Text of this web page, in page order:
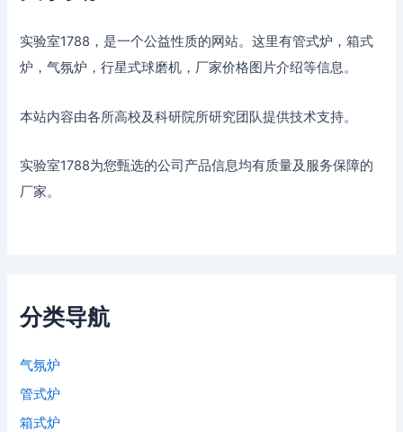
实验室1788，是一个公益性质的网站。这里有管式炉，箱式
炉，气氛炉，行星式球磨机，厂家价格图片介绍等信息。
本站内容由各所高校及科研院所研究团队提供技术支持。
实验室1788为您甄选的公司产品信息均有质量及服务保障的
厂家。
分类导航
气氛炉
管式炉
箱式炉